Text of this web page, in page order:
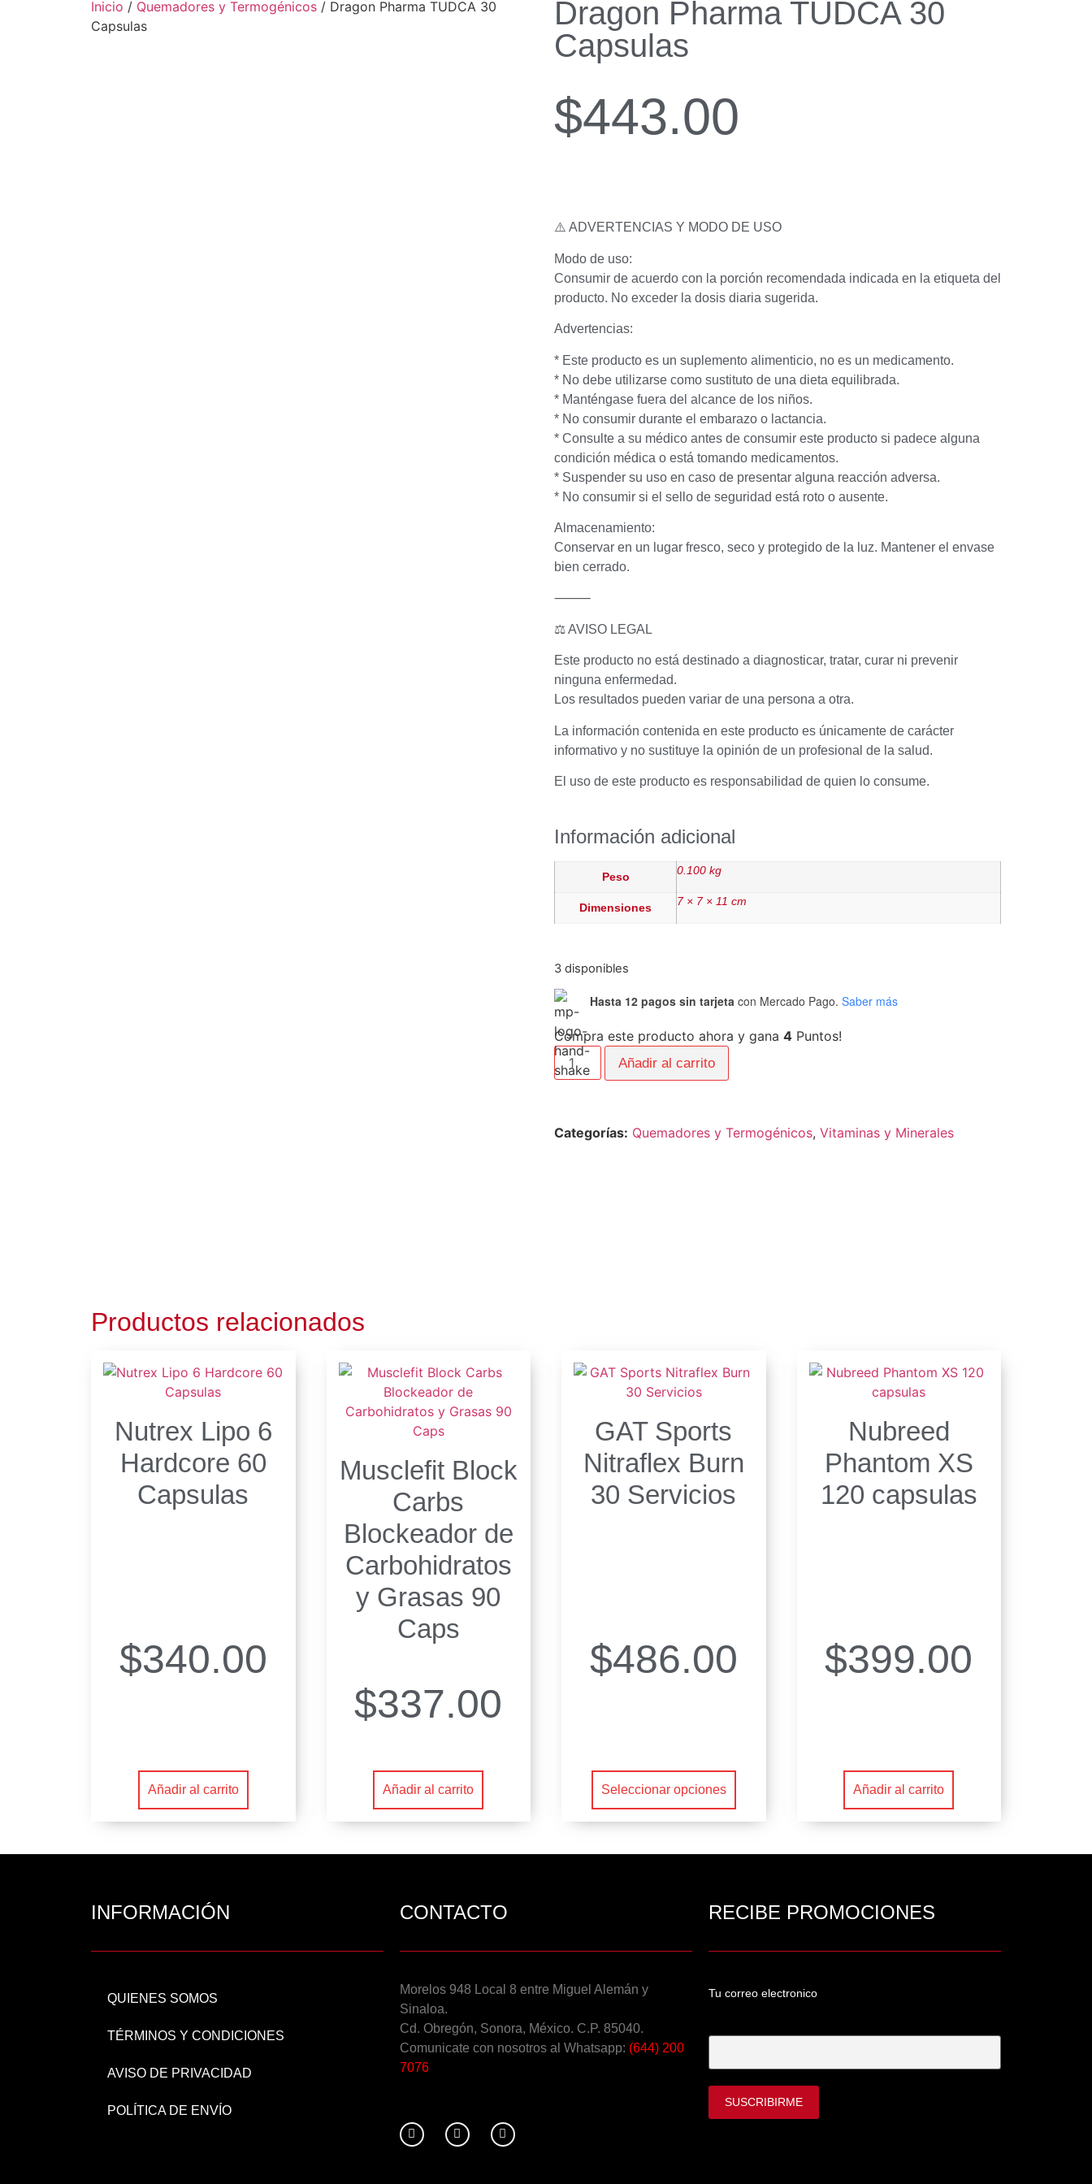
Inicio / Quemadores y Termogénicos / Dragon Pharma TUDCA 30
Capsulas
Dragon Pharma TUDCA 30
Capsulas
$443.00
⚠️ ADVERTENCIAS Y MODO DE USO
Modo de uso:
Consumir de acuerdo con la porción recomendada indicada en la etiqueta del
producto. No exceder la dosis diaria sugerida.
Advertencias:
* Este producto es un suplemento alimenticio, no es un medicamento.
* No debe utilizarse como sustituto de una dieta equilibrada.
* Manténgase fuera del alcance de los niños.
* No consumir durante el embarazo o lactancia.
* Consulte a su médico antes de consumir este producto si padece alguna
condición médica o está tomando medicamentos.
* Suspender su uso en caso de presentar alguna reacción adversa.
* No consumir si el sello de seguridad está roto o ausente.
Almacenamiento:
Conservar en un lugar fresco, seco y protegido de la luz. Mantener el envase
bien cerrado.
⸻
⚖️ AVISO LEGAL
Este producto no está destinado a diagnosticar, tratar, curar ni prevenir
ninguna enfermedad.
Los resultados pueden variar de una persona a otra.
La información contenida en este producto es únicamente de carácter
informativo y no sustituye la opinión de un profesional de la salud.
El uso de este producto es responsabilidad de quien lo consume.
Información adicional
Peso 0.100 kg
Dimensiones 7 × 7 × 11 cm
3 disponibles
Hasta 12 pagos sin tarjeta con Mercado Pago. Saber más
Compra este producto ahora y gana 4 Puntos!
Añadir al carrito
Categorías: Quemadores y Termogénicos, Vitaminas y Minerales
Productos relacionados
Nutrex Lipo 6
Hardcore 60
Capsulas
$340.00
Añadir al carrito
Musclefit Block
Carbs
Blockeador de
Carbohidratos
y Grasas 90
Caps
$337.00
Añadir al carrito
GAT Sports
Nitraflex Burn
30 Servicios
$486.00
Seleccionar opciones
Nubreed
Phantom XS
120 capsulas
$399.00
Añadir al carrito
INFORMACIÓN
QUIENES SOMOS
TÉRMINOS Y CONDICIONES
AVISO DE PRIVACIDAD
POLÍTICA DE ENVÍO
CONTACTO
Morelos 948 Local 8 entre Miguel Alemán y
Sinaloa.
Cd. Obregón, Sonora, México. C.P. 85040.
Comunicate con nosotros al Whatsapp: (644) 200
7076
RECIBE PROMOCIONES
Tu correo electronico